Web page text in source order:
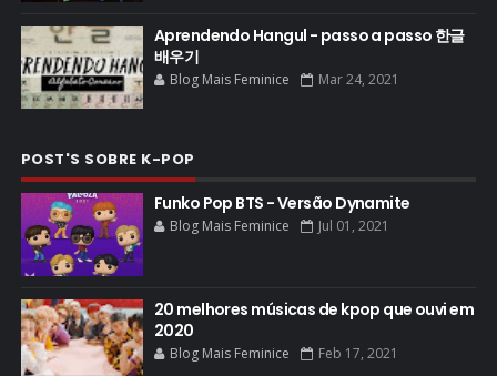
Aprendendo Hangul - passo a passo 한글
배우기
Blog Mais Feminice Mar 24, 2021
POST'S SOBRE K-POP
Funko Pop BTS - Versão Dynamite
Blog Mais Feminice Jul 01, 2021
20 melhores músicas de kpop que ouvi em
2020
Blog Mais Feminice Feb 17, 2021